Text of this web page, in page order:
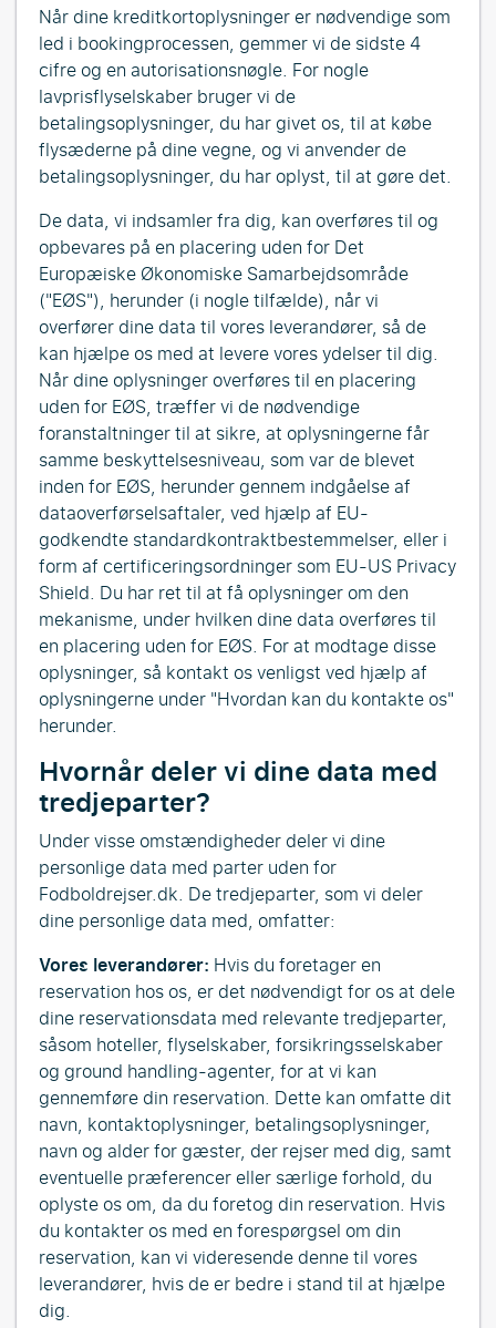
Når dine kreditkortoplysninger er nødvendige som
led i bookingprocessen, gemmer vi de sidste 4
cifre og en autorisationsnøgle. For nogle
lavprisflyselskaber bruger vi de
betalingsoplysninger, du har givet os, til at købe
flysæderne på dine vegne, og vi anvender de
betalingsoplysninger, du har oplyst, til at gøre det.
De data, vi indsamler fra dig, kan overføres til og
opbevares på en placering uden for Det
Europæiske Økonomiske Samarbejdsområde
("EØS"), herunder (i nogle tilfælde), når vi
overfører dine data til vores leverandører, så de
kan hjælpe os med at levere vores ydelser til dig.
Når dine oplysninger overføres til en placering
uden for EØS, træffer vi de nødvendige
foranstaltninger til at sikre, at oplysningerne får
samme beskyttelsesniveau, som var de blevet
inden for EØS, herunder gennem indgåelse af
dataoverførselsaftaler, ved hjælp af EU-
godkendte standardkontraktbestemmelser, eller i
form af certificeringsordninger som EU-US Privacy
Shield. Du har ret til at få oplysninger om den
mekanisme, under hvilken dine data overføres til
en placering uden for EØS. For at modtage disse
oplysninger, så kontakt os venligst ved hjælp af
oplysningerne under "Hvordan kan du kontakte os"
herunder.
Hvornår deler vi dine data med
tredjeparter?
Under visse omstændigheder deler vi dine
personlige data med parter uden for
Fodboldrejser.dk. De tredjeparter, som vi deler
dine personlige data med, omfatter:
Vores leverandører: Hvis du foretager en
reservation hos os, er det nødvendigt for os at dele
dine reservationsdata med relevante tredjeparter,
såsom hoteller, flyselskaber, forsikringsselskaber
og ground handling-agenter, for at vi kan
gennemføre din reservation. Dette kan omfatte dit
navn, kontaktoplysninger, betalingsoplysninger,
navn og alder for gæster, der rejser med dig, samt
eventuelle præferencer eller særlige forhold, du
oplyste os om, da du foretog din reservation. Hvis
du kontakter os med en forespørgsel om din
reservation, kan vi videresende denne til vores
leverandører, hvis de er bedre i stand til at hjælpe
dig.